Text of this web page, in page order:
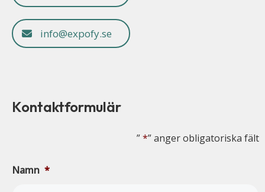
info@expofy.se
Kontaktformulär
”*” anger obligatoriska fält
Namn *